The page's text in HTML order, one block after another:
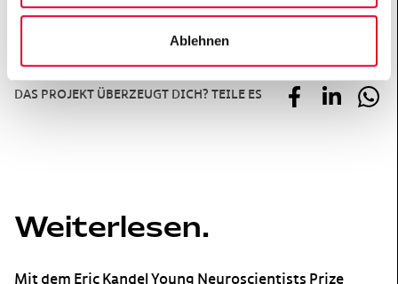
Ablehnen
KONTAKT
Prof. Dr. Dr. Alexander Grychtolik
DAS PROJEKT ÜBERZEUGT DICH? TEILE ES
Weiterlesen.
Mit dem Eric Kandel Young Neuroscientists Prize